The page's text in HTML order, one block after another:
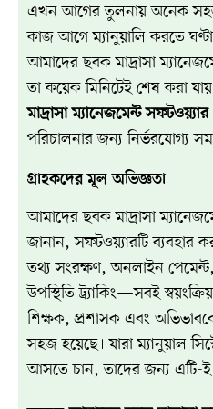
এখন আগের তুলনায় অনেক সহজ
কাজ আগে ম্যানুয়ালি করতে
আমাদের ছবক মাদ্রাসা
তা কয়েক মিনিটেই শেষ করা
মাদ্রাসা ম্যানেজমেন্ট সফটওয়্যার
পরিচালনার জন্য নির্ভরযোগ্য
গ্রাহকদের মূল অভিজ্ঞতা
আমাদের ছবক মাদ্রাসা
জানান, সফটওয়্যারটি ব্যবহার
তথ্য সংরক্ষণ, অনলাইন
উপস্থিতি ট্র্যাকিং—সবই
শিক্ষক, প্রশাসক এবং
সহজ হয়েছে। যারা ম্যানুয়াল
আসতে চান, তাদের জন্য এটি-ই